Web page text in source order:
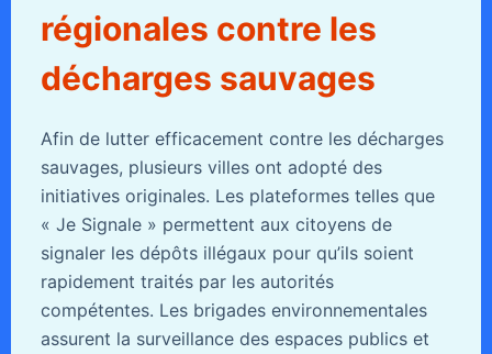
régionales contre les
décharges sauvages
Afin de lutter efficacement contre les décharges
sauvages, plusieurs villes ont adopté des
initiatives originales. Les plateformes telles que
« Je Signale » permettent aux citoyens de
signaler les dépôts illégaux pour qu’ils soient
rapidement traités par les autorités
compétentes. Les brigades environnementales
assurent la surveillance des espaces publics et